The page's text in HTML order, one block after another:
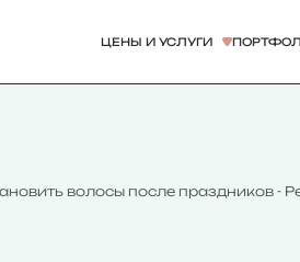
ЦЕНЫ И УСЛУГИ
волосы после праздников -